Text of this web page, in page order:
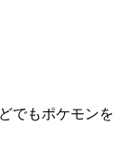
でもポケモンを